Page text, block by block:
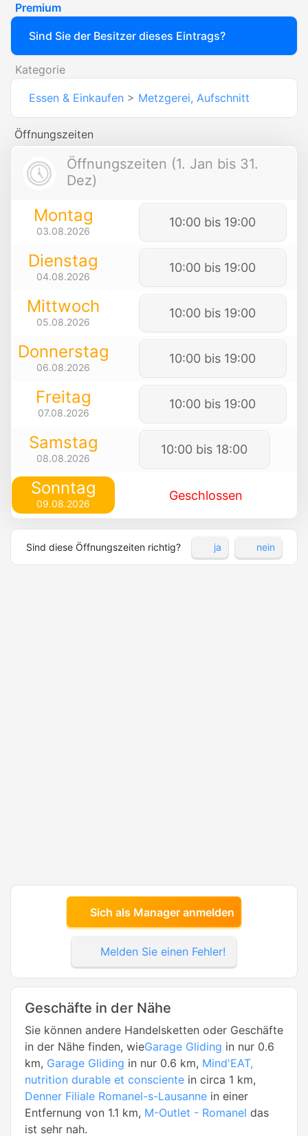
Premium
Sind Sie der Besitzer dieses Eintrags?
Kategorie
Essen & Einkaufen > Metzgerei, Aufschnitt
Öffnungszeiten
Öffnungszeiten (1. Jan bis 31.
Dez)
Montag
03.08.2026
10:00 bis 19:00
Dienstag
04.08.2026
10:00 bis 19:00
Mittwoch
05.08.2026
10:00 bis 19:00
Donnerstag
06.08.2026
10:00 bis 19:00
Freitag
07.08.2026
10:00 bis 19:00
Samstag
08.08.2026
10:00 bis 18:00
Sonntag
09.08.2026
Geschlossen
Sind diese Öffnungszeiten richtig? ja nein
Sich als Manager anmelden
Melden Sie einen Fehler!
Geschäfte in der Nähe
Sie können andere Handelsketten oder Geschäfte
in der Nähe finden, wieGarage Gliding in nur 0.6
km, Garage Gliding in nur 0.6 km, Mind'EAT,
nutrition durable et consciente in circa 1 km,
Denner Filiale Romanel-s-Lausanne in einer
Entfernung von 1.1 km, M-Outlet - Romanel das
ist sehr nah.